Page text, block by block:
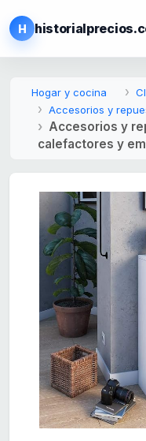
H
Hogar y cocina
Accesorios y
Accesorios y
calefactores y